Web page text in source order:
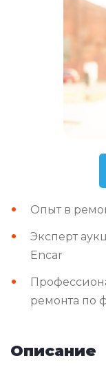
Опыт в
Эксперт
Encar
ремонта по
Описание